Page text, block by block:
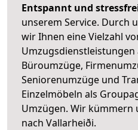
Entspannt und
unserem Service. Durch
wir Ihnen eine Vielzahl
Büroumzüge,
Seniorenumzüge und
Einzelmöbeln als
Umzügen. Wir kümmern
nach Vallarheiði.